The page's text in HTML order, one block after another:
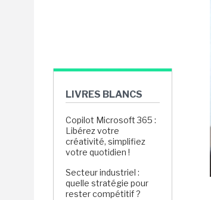
LIVRES BLANCS
Copilot Microsoft 365 :
Libérez votre
créativité, simplifiez
votre quotidien !
Secteur industriel :
quelle stratégie pour
rester compétitif ?